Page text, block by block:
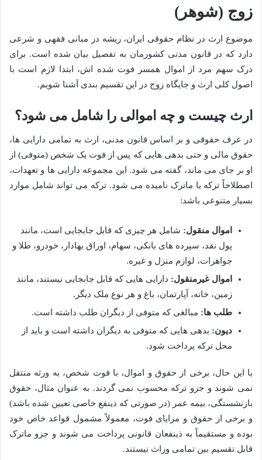
زوج (شوهر)
موضوع ارث در نظام حقوقی ایران، ریشه در مبانی فقهی و شرعی
دارد که در قانون مدنی کشورمان به تفصیل بیان شده است. برای
درک سهم مرد از اموال همسر فوت شده اش، ابتدا لازم است با
اصول کلی ارث و جایگاه زوج در این تقسیم بندی آشنا شویم.
ارث چیست و چه اموالی را شامل می شود؟
در عرف حقوقی و بر اساس قانون مدنی، ارث به تمامی دارایی ها،
حقوق مالی و حتی بدهی هایی که پس از فوت یک شخص (متوفی) از
او بر جای می ماند، گفته می شود. این مجموعه دارایی ها و تعهدات،
اصطلاحاً ترکه یا ماترک نامیده می شود. ترکه می تواند شامل موارد
بسیار متنوعی باشد:
اموال منقول: شامل هر چیزی که قابل جابجایی است، مانند
پول نقد، سپرده های بانکی، سهام، اوراق بهادار، خودرو، طلا و
جواهرات، لوازم منزل و غیره.
اموال غیرمنقول: دارایی هایی که قابل جابجایی نیستند، مانند
زمین، خانه، آپارتمان، باغ و هر نوع ملک دیگر.
طلب ها: مبالغی که متوفی از دیگران طلب داشته است.
دیون: بدهی هایی که متوفی به دیگران داشته است و باید از
محل ترکه پرداخت شود.
با این حال، برخی از حقوق و اموال، با فوت شخص، به ورثه منتقل
نمی شوند و جزو ترکه محسوب نمی گردند. به عنوان مثال، حقوق
بازنشستگی، بیمه عمر (در صورتی که ذینفع خاصی تعیین شده باشد)
و برخی از حقوق و مزایای فوت، معمولاً مشمول قواعد خاص خود
بوده و مستقیماً به ذینفعان قانونی پرداخت می شوند و جزو ماترک
قابل تقسیم بین تمامی وراث نیستند.